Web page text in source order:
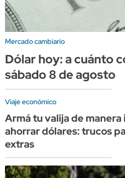
Mercado cambiario
Dólar hoy: a cuánto
sábado 8 de agosto
Viaje económico
Armá tu valija de
ahorrar dólares: trucos
extras